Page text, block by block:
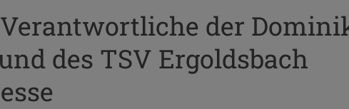
der
des TSV Ergoldsbach